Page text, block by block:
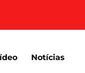
Notícias